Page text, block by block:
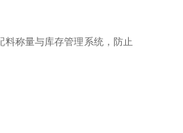
称量与库存管理系统，防止